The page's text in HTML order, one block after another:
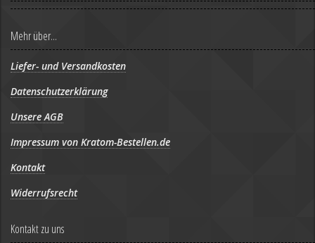
Mehr über...
Liefer- und Versandkosten
Datenschutzerklärung
Unsere AGB
Impressum von Kratom-Bestellen.de
Kontakt
Widerrufsrecht
Kontakt zu uns